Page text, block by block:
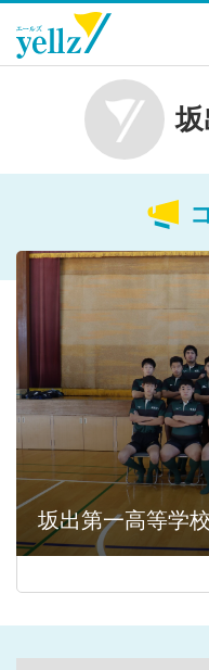
坂出第一高等学